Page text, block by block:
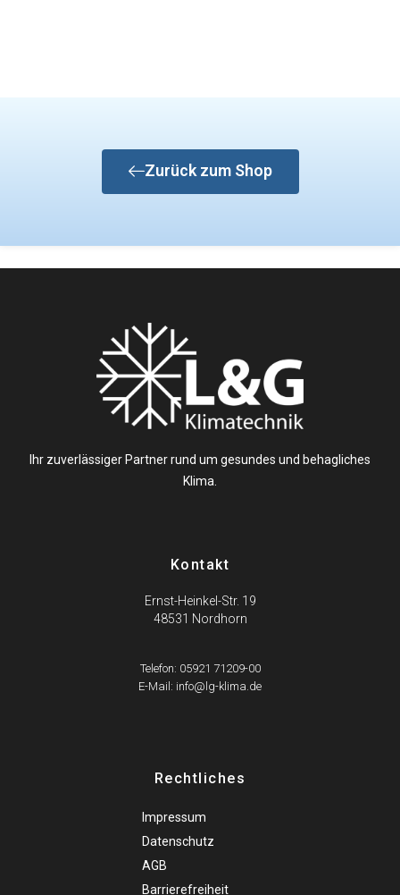
Zurück zum Shop
Ihr zuverlässiger Partner rund um gesundes und behagliches
Klima.
Kontakt
Ernst-Heinkel-Str. 19
48531 Nordhorn
Telefon: 05921 71209-00
E-Mail: info@lg-klima.de
Rechtliches
Impressum
Datenschutz
AGB
Barrierefreiheit